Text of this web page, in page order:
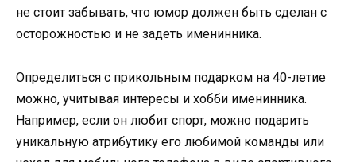
не стоит забывать, что юмор должен быть сделан с
осторожностью и не задеть именинника.
Определиться с прикольным подарком на 40-летие
можно, учитывая интересы и хобби именинника.
Например, если он любит спорт, можно подарить
уникальную атрибутику его любимой команды или